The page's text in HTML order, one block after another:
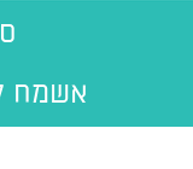
אשמח